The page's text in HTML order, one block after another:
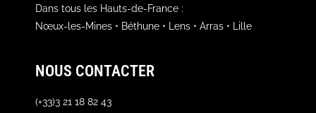
Dans tous les Hauts-de-France :
Nœux-les-Mines • Béthune • Lens • Arras • Lille
NOUS CONTACTER
(+33)3 21 18 82 43